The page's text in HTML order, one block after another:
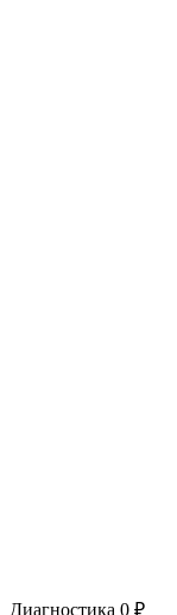
Диагностика 0 ₽